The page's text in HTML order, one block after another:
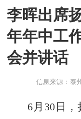
李晖出席
年年中工
会并讲话
信息来源：泰
6月30日